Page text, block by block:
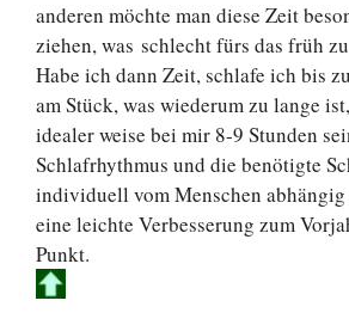
anderen möchte man diese Zeit
ziehen, was schlecht fürs das früh
Habe ich dann Zeit, schlafe ich bis
am Stück, was wiederum zu lange
idealer weise bei mir 8-9 Stunden
Schlafrhythmus und die benötigte
individuell vom Menschen
eine leichte Verbesserung zum
Punkt.